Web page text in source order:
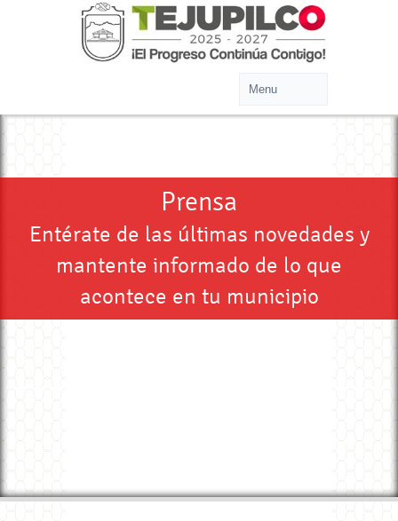
Prensa
Entérate de las últimas novedades y
mantente informado de lo que
acontece en tu municipio